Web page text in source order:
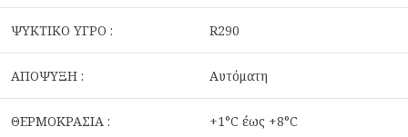
ΨΥΚΤΙΚΟ ΥΓΡΟ : R290
ΑΠΟΨΥΞΗ : Αυτόματη
ΘΕΡΜΟΚΡΑΣΙΑ : +1°C έως +8°C